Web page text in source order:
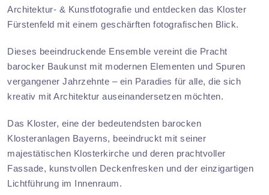
Architektur- & Kunstfotografie und entdecken das Kloster
Fürstenfeld mit einem geschärften fotografischen Blick.
Dieses beeindruckende Ensemble vereint die Pracht
barocker Baukunst mit modernen Elementen und Spuren
vergangener Jahrzehnte – ein Paradies für alle, die sich
kreativ mit Architektur auseinandersetzen möchten.
Das Kloster, eine der bedeutendsten barocken
Klosteranlagen Bayerns, beeindruckt mit seiner
majestätischen Klosterkirche und deren prachtvoller
Fassade, kunstvollen Deckenfresken und der einzigartigen
Lichtführung im Innenraum.